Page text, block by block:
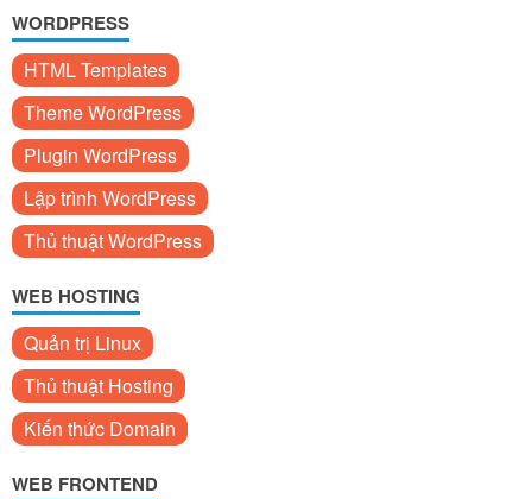
WORDPRESS
HTML Templates
Theme WordPress
Plugin WordPress
Lập trình WordPress
Thủ thuật WordPress
WEB HOSTING
Quản trị Linux
Thủ thuật Hosting
Kiến thức Domain
WEB FRONTEND